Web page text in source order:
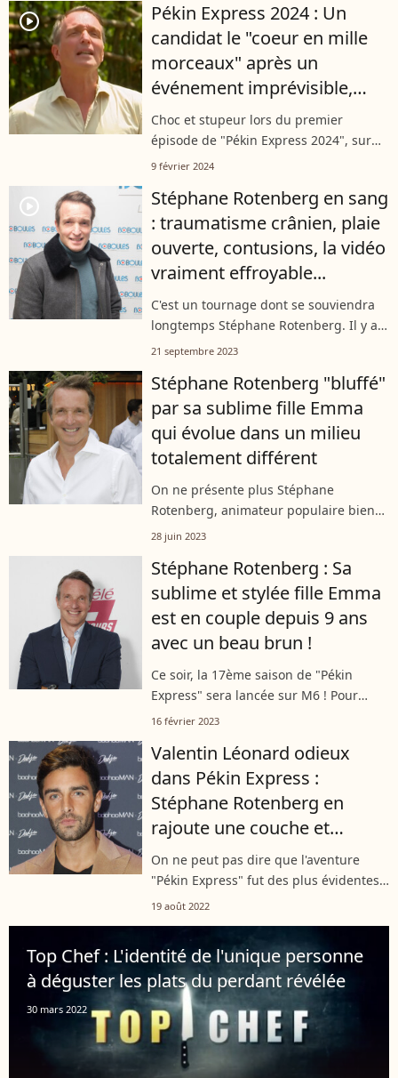
player2
Pékin Express 2024 : Un
candidat le "coeur en mille
morceaux" après un
événement imprévisible,
c'est le choc !
Choc et stupeur lors du premier
épisode de "Pékin Express 2024", sur
M6, le 8 février. L'un des binômes de
d'abandonner la compétition. Très vite,
l'un...
9 février 2024
player2
Stéphane Rotenberg en sang
: traumatisme crânien, plaie
ouverte, contusions, la vidéo
vraiment effroyable...
C'est un tournage dont se souviendra
longtemps Stéphane Rotenberg. Il y a
quelques années, l'animateur a été
Philippines où avait lieu une saison
de...
21 septembre 2023
Stéphane Rotenberg "bluffé"
par sa sublime fille Emma
qui évolue dans un milieu
totalement différent
On ne présente plus Stéphane
Rotenberg, animateur populaire bien
installé chez M6 depuis plusieurs
donne aussi à être connue. Et pour
cause, elle...
28 juin 2023
Stéphane Rotenberg : Sa
sublime et stylée fille Emma
est en couple depuis 9 ans
avec un beau brun !
Ce soir, la 17ème saison de "Pékin
Express" sera lancée sur M6 ! Pour
l'occasion, penchons-nous un peu sur
animateur talentueux du célèbre
programme....
16 février 2023
Valentin Léonard odieux
dans Pékin Express :
Stéphane Rotenberg en
rajoute une couche et
l'enfonce !
On ne peut pas dire que l'aventure
"Pékin Express" fut des plus évidentes
pour Valentin Léonard. En binôme avec
a très souvent perdu son calme,...
19 août 2022
Top Chef : L'identité de l'unique personne
à déguster les plats du perdant révélée
30 mars 2022